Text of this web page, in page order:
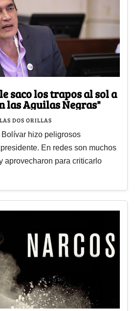
saco los trapos al sol a
las Aguilas Negras"
LAS DOS ORILLAS
hizo peligrosos
En redes son muchos
aprovecharon para criticarlo